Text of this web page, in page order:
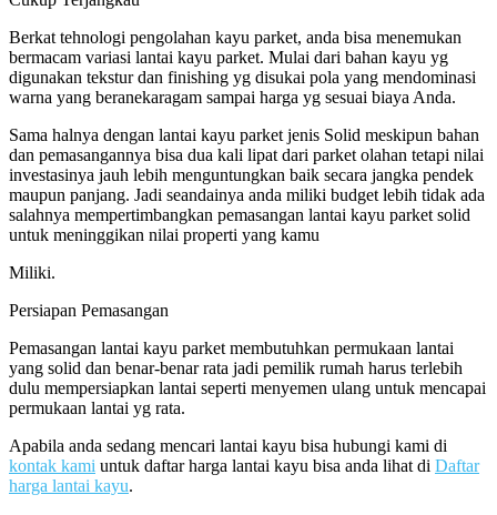
Berkat tehnologi pengolahan kayu parket, anda bisa menemukan
bermacam variasi lantai kayu parket. Mulai dari bahan kayu yg
digunakan tekstur dan finishing yg disukai pola yang mendominasi
warna yang beranekaragam sampai harga yg sesuai biaya Anda.
Sama halnya dengan lantai kayu parket jenis Solid meskipun bahan
dan pemasangannya bisa dua kali lipat dari parket olahan tetapi nilai
investasinya jauh lebih menguntungkan baik secara jangka pendek
maupun panjang. Jadi seandainya anda miliki budget lebih tidak ada
salahnya mempertimbangkan pemasangan lantai kayu parket solid
untuk meninggikan nilai properti yang kamu
Miliki.
Persiapan Pemasangan
Pemasangan lantai kayu parket membutuhkan permukaan lantai
yang solid dan benar-benar rata jadi pemilik rumah harus terlebih
dulu mempersiapkan lantai seperti menyemen ulang untuk mencapai
permukaan lantai yg rata.
Apabila anda sedang mencari lantai kayu bisa hubungi kami di
kontak kami untuk daftar harga lantai kayu bisa anda lihat di Daftar
harga lantai kayu.